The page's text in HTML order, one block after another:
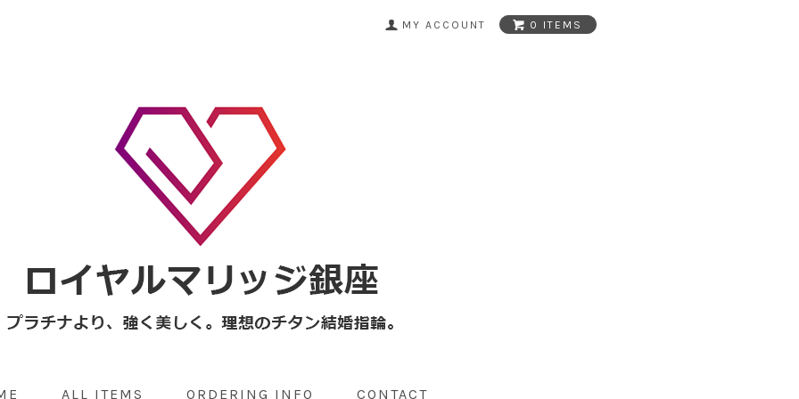
MY ACCOUNT 0 ITEMS
ALL ITEMS ORDERING INFO CONTACT